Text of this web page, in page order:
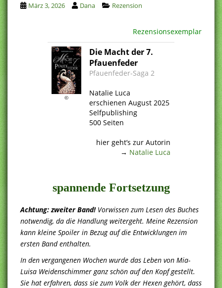
t
e
n
t
März 3, 2026 Dana Rezension
Rezensionsexemplar
©
Die Macht der 7.
Pfauenfeder
Pfauenfeder-Saga 2
Natalie Luca
erschienen August 2025
Selfpublishing
500 Seiten
hier geht’s zur Autorin
→ Natalie Luca
spannende Fortsetzung
Achtung: zweiter Band!Vorwissen zum Lesen des Buches
notwendig, da die Handlung weitergeht. Meine Rezension
kann kleine Spoiler in Bezug auf die Entwicklungen im
ersten Band enthalten.
In den vergangenen Wochen wurde das Leben von Mia-
Luisa Weidenschimmer ganz schön auf den Kopf gestellt.
Sie hat erfahren, dass sie zum Volk der Hexen gehört, dass